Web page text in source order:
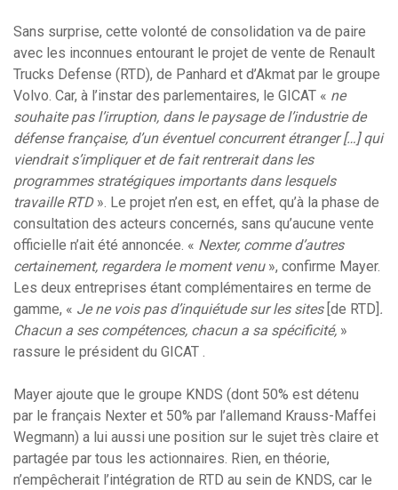
Sans surprise, cette volonté de consolidation va de paire
avec les inconnues entourant le projet de vente de Renault
Trucks Defense (RTD), de Panhard et d’Akmat par le groupe
Volvo. Car, à l’instar des parlementaires, le GICAT « ne
souhaite pas l’irruption, dans le paysage de l’industrie de
défense française, d’un éventuel concurrent étranger […] qui
viendrait s’impliquer et de fait rentrerait dans les
programmes stratégiques importants dans lesquels
travaille RTD». Le projet n’en est, en effet, qu’à la phase de
consultation des acteurs concernés, sans qu’aucune vente
officielle n’ait été annoncée. « Nexter, comme d’autres
certainement, regardera le moment venu», confirme Mayer.
Les deux entreprises étant complémentaires en terme de
gamme, « Je ne vois pas d’inquiétude sur les sites [de RTD] .
Chacun a ses compétences, chacun a sa spécificité, »
rassure le président du GICAT .
Mayer ajoute que le groupe KNDS (dont 50% est détenu
par le français Nexter et 50% par l’allemand Krauss-Maffei
Wegmann) a lui aussi une position sur le sujet très claire et
partagée par tous les actionnaires. Rien, en théorie,
n’empêcherait l’intégration de RTD au sein de KNDS, car le